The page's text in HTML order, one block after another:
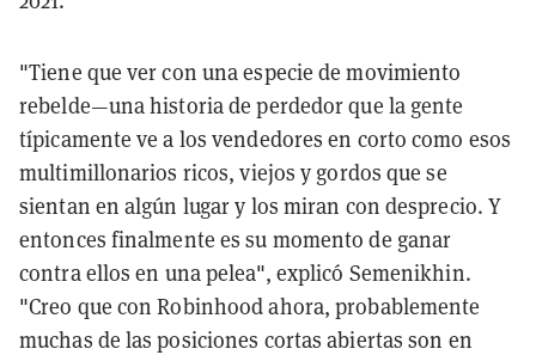
"Tiene que ver con una especie de movimiento
rebelde—una historia de perdedor que la gente
típicamente ve a los vendedores en corto como esos
multimillonarios ricos, viejos y gordos que se
sientan en algún lugar y los miran con desprecio. Y
entonces finalmente es su momento de ganar
contra ellos en una pelea", explicó Semenikhin.
"Creo que con Robinhood ahora, probablemente
muchas de las posiciones cortas abiertas son en